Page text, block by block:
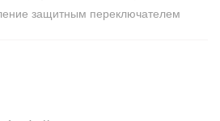
защитным переключателем